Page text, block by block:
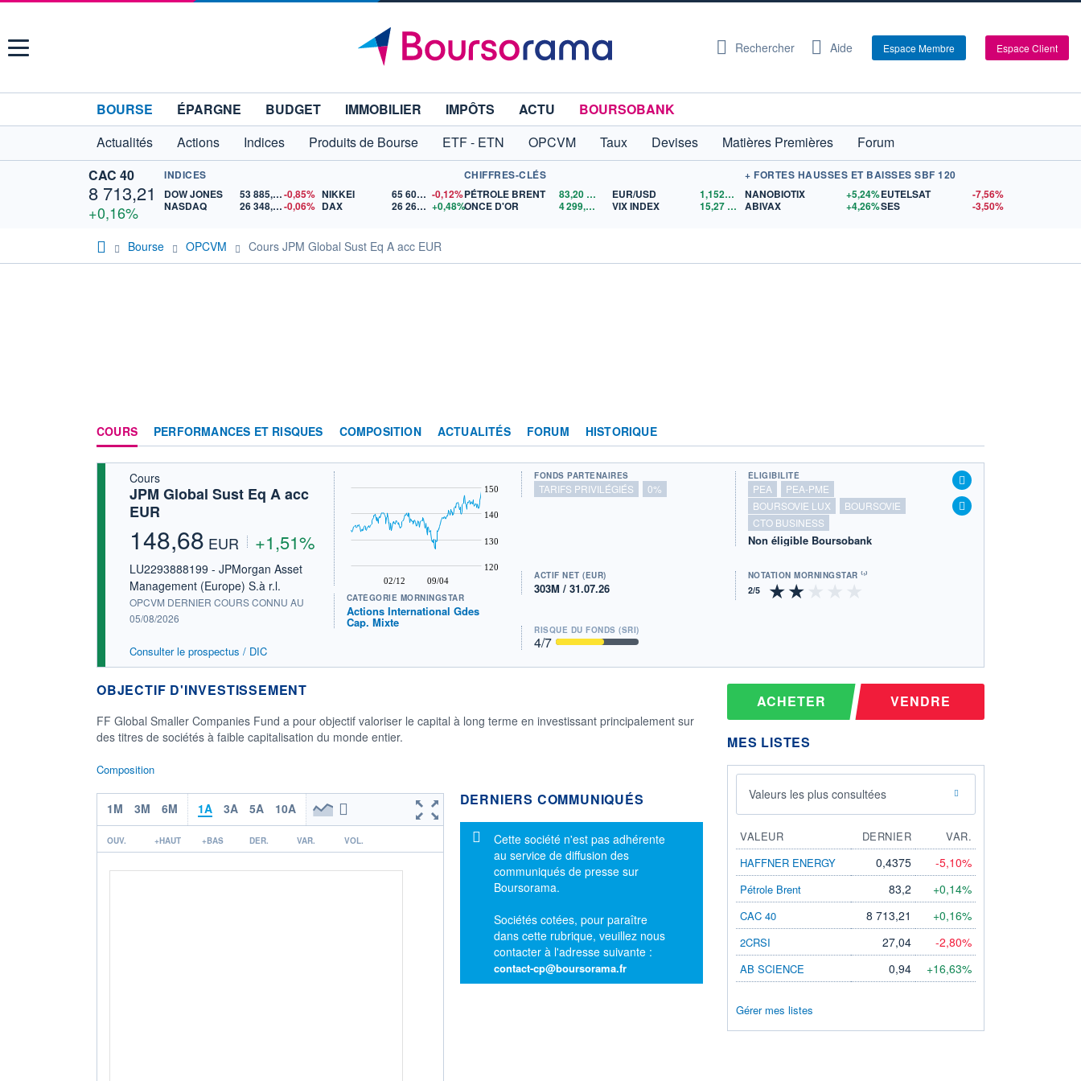
Menu Rechercher Aide Espace Membre Espace Client
BOURSE ÉPARGNE BUDGET IMMOBILIER IMPÔTS ACTU
BOURSOBANK
Actualités
Actions Indices Produits de Bourse ETF - ETN OPCVM Taux Devises Matières Premières
Forum
CAC 40
8 713,21
+0,16%
INDICES
DOW JONES
53 885,10-0,85%
NASDAQ
26 348,35-0,06%
NIKKEI 65 606,71 -0,12%
DAX
26 264,79 +0,48%
CHIFFRES-CLÉS
PÉTROLE BRENT
83,20
ONCE D'OR
4 299,77 $US
EUR/USD 1,1522$US
VIX INDEX
15,27$US
+ FORTES HAUSSES ET BAISSES SBF 120
NANOBIOTIX
+5,24%
ABIVAX
+4,26%
EUTELSAT
-7,56%
SES
-3,50%
Bourse OPCVM Cours JPM Global Sust Eq A acc EUR
COURS PERFORMANCES ET RISQUES COMPOSITION ACTUALITÉS FORUM HISTORIQUE
Cours
JPM Global Sust Eq A acc
EUR
148,68 EUR +1,51%
LU2293888199 - JPMorgan Asset
Management (Europe) S.à r.l.
OPCVM DERNIER COURS CONNU AU
05/08/2026
Consulter le prospectus / DIC
02/12 09/04
120
130
140
150
CATÉGORIE MORNINGSTAR
Actions International Gdes
Cap. Mixte
FONDS PARTENAIRES
TARIFS PRIVILÉGIÉS 0%
ÉLIGIBILITÉ
PEA
PEA-PME
BOURSOVIE LUX
BOURSOVIE
CTO BUSINESS
Non éligible Boursobank
ACTIF NET (EUR)
303M / 31.07.26
NOTATION MORNINGSTAR ⁽¹⁾
RISQUE DU FONDS (SRI)
4/7
OBJECTIF D'INVESTISSEMENT
FF Global Smaller Companies Fund a pour objectif valoriser le capital à long terme en investissant principalement sur
des titres de sociétés à faible capitalisation du monde entier.
Composition
1M 3M 6M 1A 3A 5A 10A
OUV. +HAUT +BAS DER. VAR. VOL.
DERNIERS COMMUNIQUÉS
Message d'information
Cette société n'est pas adhérente
au service de diffusion des
communiqués de presse sur
Boursorama.
Sociétés cotées, pour paraître
dans cette rubrique, veuillez nous
contacter à l'adresse suivante :
contact-cp@boursorama.fr
ACHETER VENDRE
MES LISTES
Valeurs les plus consultées
VALEUR DERNIER
VAR.
HAFFNER ENERGY
0,4375 -5,10%
Pétrole Brent 83,2 +0,14%
CAC 40 8 713,21 +0,16%
2CRSI 27,04 -2,80%
AB SCIENCE 0,94 +16,63%
Gérer mes listes